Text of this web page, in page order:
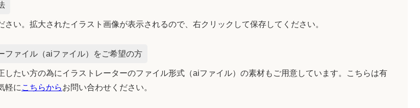
さい。拡大されたイラスト画像が表示されるので、右クリックして保存してください。
ファイル（aiファイル）をご希望の方
したい方の為にイラストレーターのファイル形式（aiファイル）の素材もご用意しています。こちらは有
軽に こちらからお問い合わせください。